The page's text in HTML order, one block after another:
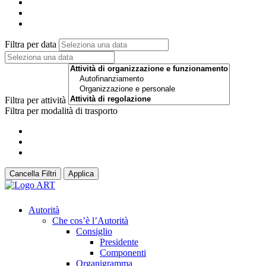
Filtra per data
Filtra per attività
Filtra per modalità di trasporto
Cancella Filtri Applica
Autorità
Che cos’è l’Autorità
Consiglio
Presidente
Componenti
Organigramma